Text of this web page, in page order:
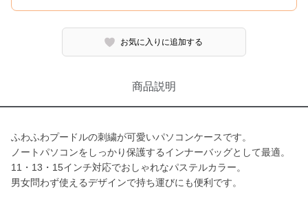
お気に入りに追加する
商品説明
ふわふわプードルの刺繍が可愛いパソコンケースです。
ノートパソコンをしっかり保護するインナーバッグとして最適。
11・13・15インチ対応でおしゃれなパステルカラー。
男女問わず使えるデザインで持ち運びにも便利です。